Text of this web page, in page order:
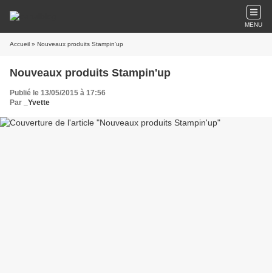
MENU
Accueil » Nouveaux produits Stampin'up
Nouveaux produits Stampin'up
Publié le 13/05/2015 à 17:56
Par
_Yvette